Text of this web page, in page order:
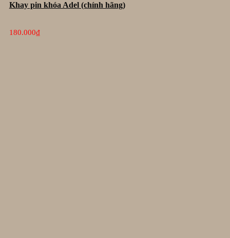
Khay pin khóa Adel (chính hãng)
180.000₫